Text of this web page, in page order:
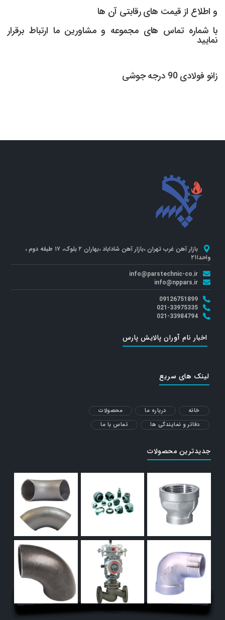
و اطلاع از قیمت های رقابتی آن ها
با شماره تماس های مجموعه و مشاورین ما ارتباط برقرار
نمایید
زانو فولادی 90 درجه جوشی
بازار آهن غرب تهران ،بازار آهن شاداباد ،بهاران ۲ بلوک، ۱۷ طبقه دوم ،
واحد۲۱۱
info@parstechnic-co.ir
info@nppars.ir
09126751899
021-33975335
021-33984794
اخبار نام آوران پالایش پارس
لینک های سریع
خانه درباره ما
محصولات
دفاتر و نمایندگی ها
تماس با ما
جدیدترین محصولات